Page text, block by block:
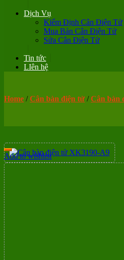
Dịch Vụ
Kiểm Định Cân Điện Tử
Mua Bán Cân Điện Tử
Sửa Cân Điện Tử
Tin tức
LIên hệ
Home / Cân bàn điện tử / Cân bàn
Add to wishlist